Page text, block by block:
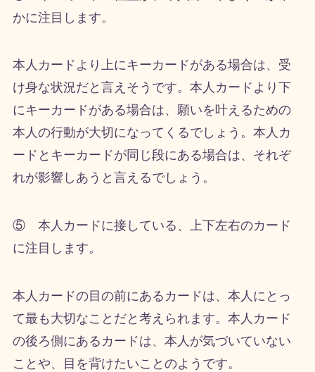
かに注目します。
本人カードより上にキーカードがある場合は、受
け身な状況だと言えそうです。本人カードより下
にキーカードがある場合は、願いを叶えるための
本人の行動が大切になってくるでしょう。本人カ
ードとキーカードが同じ段にある場合は、それぞ
れが影響しあうと言えるでしょう。
⑤ 本人カードに接している、上下左右のカード
に注目します。
本人カードの目の前にあるカードは、本人にとっ
て最も大切なことだと考えられます。本人カード
の後ろ側にあるカードは、本人が気づいていない
ことや、目を背けたいことのようです。